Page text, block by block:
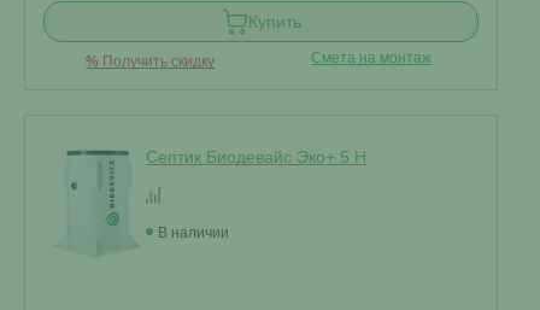
Купить
% Получить скидку Смета на монтаж
Септик Биодевайс Эко+ 5 H
В наличии